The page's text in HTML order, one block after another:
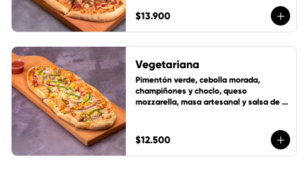
$13.900
Vegetariana
Pimentón verde, cebolla morada,
champiñones y choclo, queso
mozzarella, masa artesanal y salsa de
$12.500